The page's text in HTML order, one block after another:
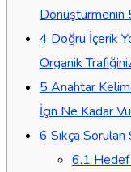
Dönüştürmenin
4 Doğru İçerik
Organik
5 Anahtar
İçin Ne Kadar
6 Sıkça Sorulan
6.1